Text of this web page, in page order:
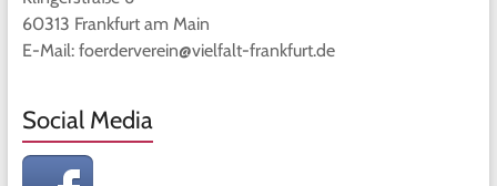
60313 Frankfurt am Main
E-Mail: foerderverein@vielfalt-frankfurt.de
Social Media